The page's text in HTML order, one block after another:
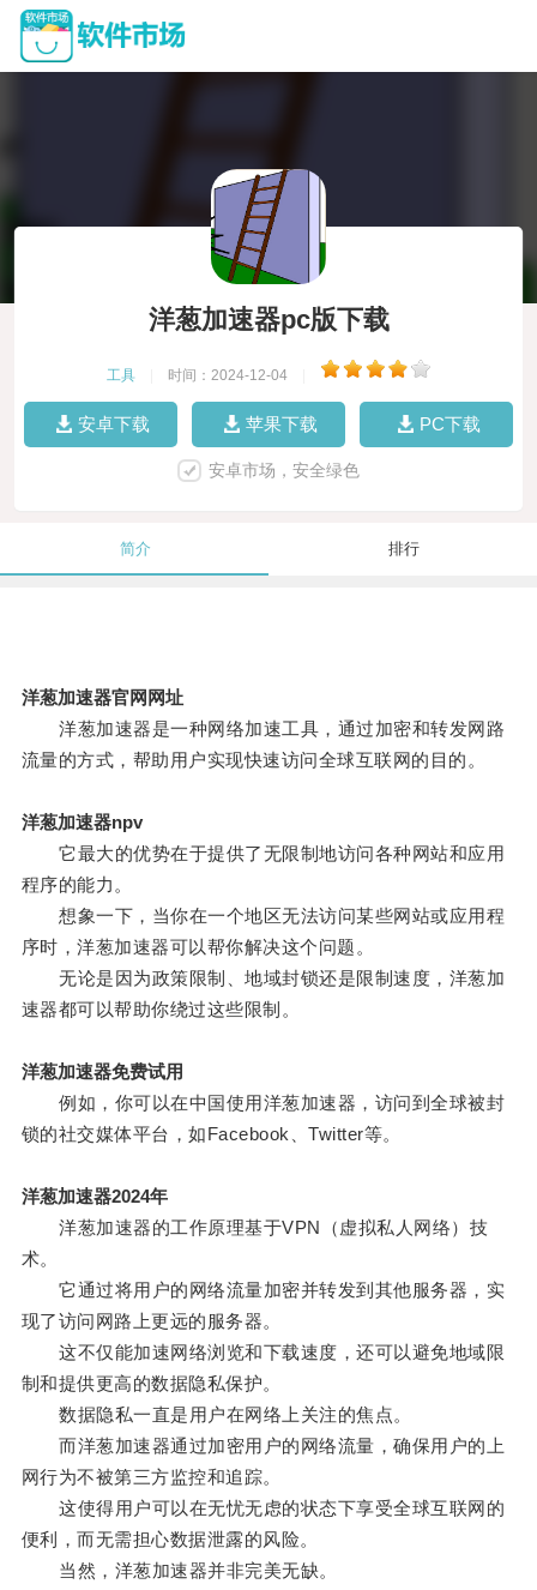
洋葱加速器pc版下载
工具 时间：2024-12-04
安卓下载 苹果下载 PC下载
安卓市场，安全绿色
简介 排行
洋葱加速器官网网址
洋葱加速器是一种网络加速工具，通过加密和转发网路
流量的方式，帮助用户实现快速访问全球互联网的目的。
洋葱加速器npv
它最大的优势在于提供了无限制地访问各种网站和应用
程序的能力。
想象一下，当你在一个地区无法访问某些网站或应用程
序时，洋葱加速器可以帮你解决这个问题。
无论是因为政策限制、地域封锁还是限制速度，洋葱加
速器都可以帮助你绕过这些限制。
洋葱加速器免费试用
例如，你可以在中国使用洋葱加速器，访问到全球被封
锁的社交媒体平台，如Facebook、Twitter等。
洋葱加速器2024年
洋葱加速器的工作原理基于VPN（虚拟私人网络）技
术。
它通过将用户的网络流量加密并转发到其他服务器，实
现了访问网路上更远的服务器。
这不仅能加速网络浏览和下载速度，还可以避免地域限
制和提供更高的数据隐私保护。
数据隐私一直是用户在网络上关注的焦点。
而洋葱加速器通过加密用户的网络流量，确保用户的上
网行为不被第三方监控和追踪。
这使得用户可以在无忧无虑的状态下享受全球互联网的
便利，而无需担心数据泄露的风险。
当然，洋葱加速器并非完美无缺。